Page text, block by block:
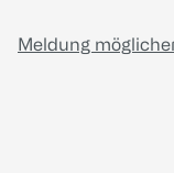
Meldung